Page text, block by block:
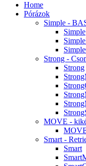
Home
Pórázok
Simple -
Simple
Strong -
Strong
MOVE -
Smart -
Smart